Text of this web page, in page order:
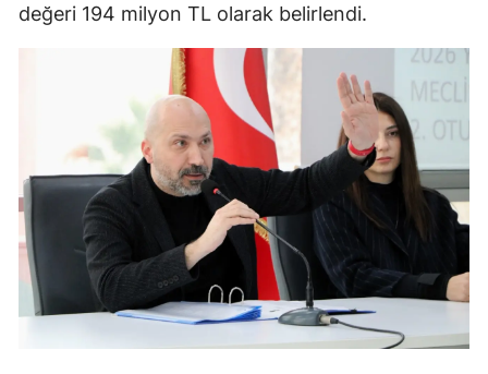
değeri 194 milyon TL olarak belirlendi.